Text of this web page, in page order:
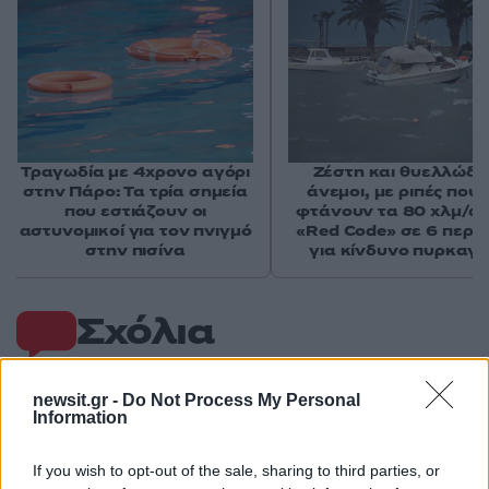
newsit.gr - Do Not Process My Personal
Information
If you wish to opt-out of the sale, sharing to third parties, or
Σχόλια
Τραγωδία με 4χρονο αγόρι
στην Πάρο: Τα τρία σημεία
που εστιάζουν οι
αστυνομικοί για τον πνιγμό
στην πισίνα
Ζέστη και
άνεμοι, με ριπές που
φτάνουν τα 80 χλμ/
«Red Code» σε 6
για κίνδυνο